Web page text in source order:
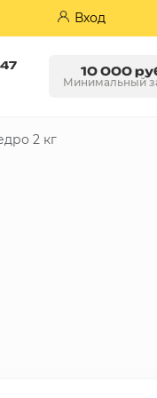
Вход
10 000
Минимальный
плиты (ПГП)
2 кг